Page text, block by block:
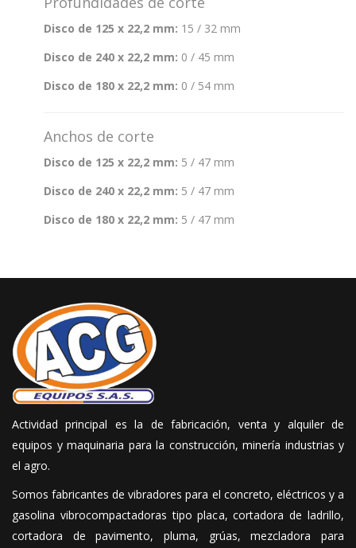
Disco de 125 x 22,2 mm: 15 / 32 mm
Disco de 240 x 22,2 mm: 0 / 45 mm
Disco de 180 x 22,2 mm: 0 / 54 mm
Anchos de corte
Disco de 125 x 22,2 mm: 5 / 47 mm
Disco de 240 x 22,2 mm: 5 / 47 mm
Disco de 180 x 22,2 mm: 5 / 47 mm
Actividad principal es la de fabricación, venta y alquiler de
equipos y maquinaria para la construcción, minería industrias y
el agro.
Somos fabricantes de vibradores para el concreto, eléctricos y a
gasolina vibrocompactadoras tipo placa, cortadora de ladrillo,
cortadora de pavimento, pluma, grúas, mezcladora para